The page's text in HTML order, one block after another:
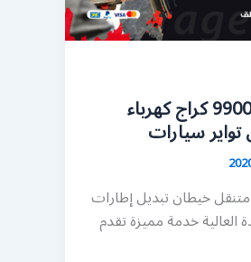
بنشر خيطان 99007355 كراج كهرباء
سيارات
خيطان تبديل إطارات
خدمة مميزة تقدم